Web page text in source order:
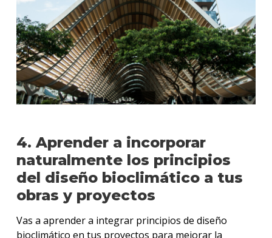
4. Aprender a incorporar
naturalmente los principios
del diseño bioclimático a tus
obras y proyectos
Vas a aprender a integrar principios de diseño
bioclimático en tus proyectos para mejorar la